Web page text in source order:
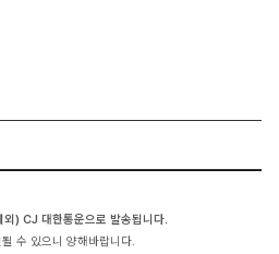
) CJ 대한통운으로 발송됩니다.
수 있으니 양해바랍니다.